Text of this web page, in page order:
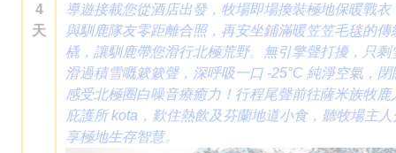
4
天
導遊接載您從酒店出發，牧場即場換裝極地保暖戰衣
與馴鹿隊友零距離合照，再安坐鋪滿暖笠笠毛毯的傳
橇，讓馴鹿帶您滑行北極荒野。無引擎聲打擾，只剩
滑過積雪嘅簌簌聲，深呼吸一口 -25°C 純淨空氣，閉
感受北極圈白噪音療癒力！行程尾聲前往薩米族牧鹿
庇護所 kota，歎住熱飲及芬蘭地道小食，聽牧場主人
享極地生存智慧。